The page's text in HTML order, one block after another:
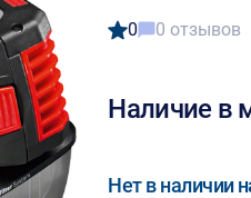
0 0 отзывов
Наличие в
Нет в наличии